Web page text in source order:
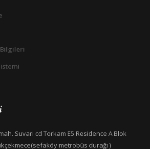
Suvari cd Torkam E5 Residence A Blok
metrobüs durağı )